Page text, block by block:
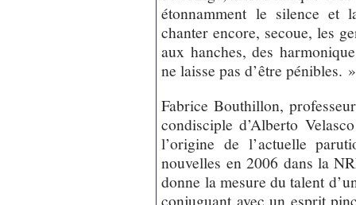
étonnamment le silence et
chanter encore, secoue, les
aux hanches, des
ne laisse pas d’être pénibles. »
Fabrice Bouthillon,
condisciple d’Alberto
l’origine de l’actuelle
nouvelles en 2006 dans la
donne la mesure du talent
conjuguant avec un esprit